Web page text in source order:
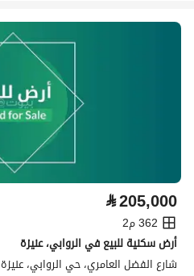
⃁205,000
362 م2
أرض سكنية للبيع في الروابي، عنيزة
شارع الفضل العامري، حي الروابي، عنيزة